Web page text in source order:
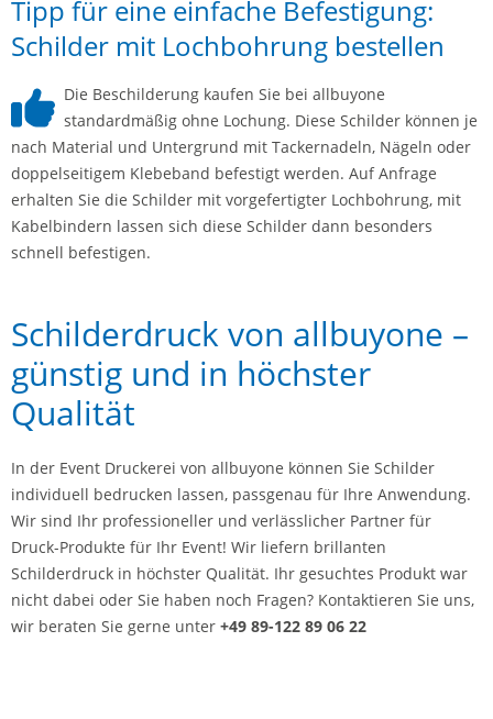
Tipp für eine einfache Befestigung:
Schilder mit Lochbohrung bestellen
Die Beschilderung kaufen Sie bei allbuyone
standardmäßig ohne Lochung. Diese Schilder können je
nach Material und Untergrund mit Tackernadeln, Nägeln oder
doppelseitigem Klebeband befestigt werden. Auf Anfrage
erhalten Sie die Schilder mit vorgefertigter Lochbohrung, mit
Kabelbindern lassen sich diese Schilder dann besonders
schnell befestigen.
Schilderdruck von allbuyone –
günstig und in höchster
Qualität
In der Event Druckerei von allbuyone können Sie Schilder
individuell bedrucken lassen, passgenau für Ihre Anwendung.
Wir sind Ihr professioneller und verlässlicher Partner für
Druck-Produkte für Ihr Event! Wir liefern brillanten
Schilderdruck in höchster Qualität. Ihr gesuchtes Produkt war
nicht dabei oder Sie haben noch Fragen? Kontaktieren Sie uns,
wir beraten Sie gerne unter +49 89-122 89 06 22